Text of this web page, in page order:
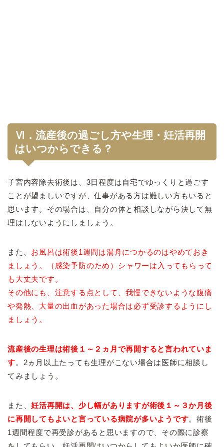
Ⅵ．流産後の過ごし方や生理・妊活再開
はいつからできる？
子宮内容除去術後は、3日程度は自宅でゆっくりと過ごす
ことが望ましいですが、仕事がある方は難しい方もいると
思います。その場合は、自分の体と相談しながら決して無
理はしないようにしましょう。
また、 お風呂は術後1週間は湯舟につかるのはやめておき
ましょう。
（感染予防のため） シャワーは入ってもらって
も大丈夫です。
その他にも、注意する点として、我慢できないような腹痛
や発熱、大量の出血があった場合は必ず受診するようにし
ましょう。
流産後の生理は術後１～２ヵ月で再開すると言われていま
す。2ヵ月以上たっても生理がこない場合は医師に相談し
てみましょう。
また、妊活再開は、少し幅がありますが術後１～３か月後
に再開してもよいと言っている病院が多いようです。術後
1週間程度で再受診があると思いますので、その際に診察